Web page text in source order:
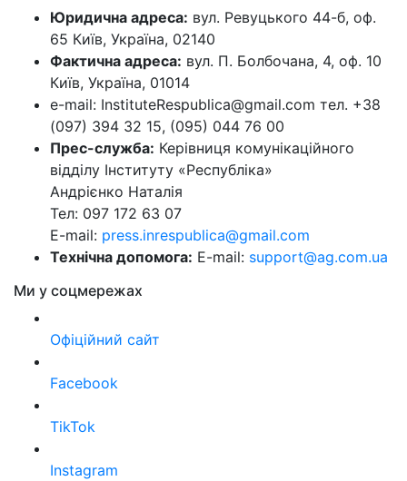
Юридична адреса: вул. Ревуцького 44-б, оф.
65 Київ, Україна, 02140
Фактична адреса: вул. П. Болбочана, 4, оф. 10
Київ, Україна, 01014
e-mail: InstituteRespublica@gmail.com тел. +38
(097) 394 32 15, (095) 044 76 00
Прес-служба: Керівниця комунікаційного
відділу Інституту «Республіка»
Андрієнко Наталія
Тел: 097 172 63 07
E-mail: press.inrespublica@gmail.com
Технічна допомога: E-mail: support@ag.com.ua
Ми у соцмережах
Офіційний сайт
Facebook
TikTok
Instagram